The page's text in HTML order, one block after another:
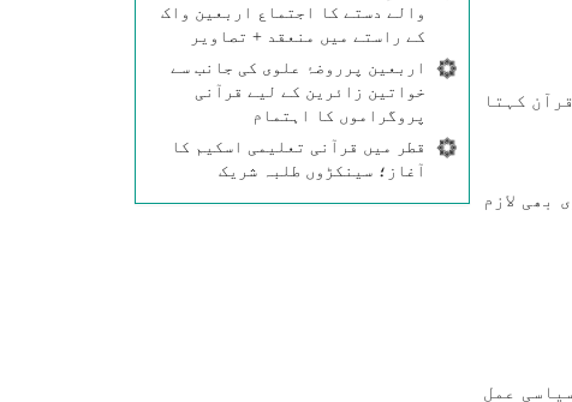
والے دستے کا اجتماع اربعین واک
کے راستے میں منعقد + تصاویر
اربعین پرروضۂ علوی کی جانب سے
خواتین زائرین کے لیے قرآنی
پروگراموں کا اہتمام
قطر میں قرآنی تعلیمی اسکیم کا
آغاز؛ سینکڑوں طلبہ شریک
کہتا
بھی لازم
عمل